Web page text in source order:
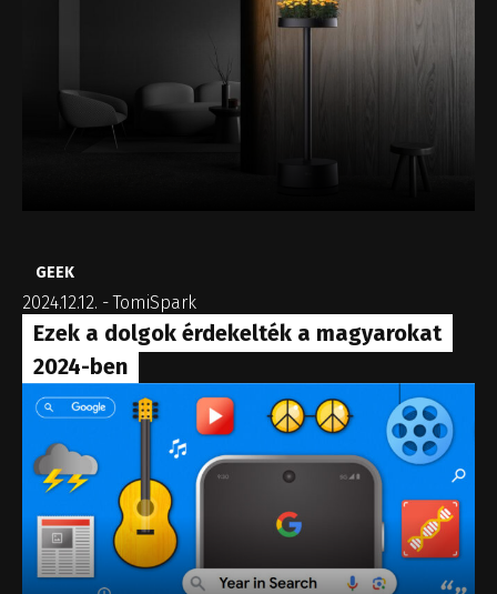
GEEK
2024.12.12. -TomiSpark
Ezek a dolgok érdekelték a magyarokat
2024-ben